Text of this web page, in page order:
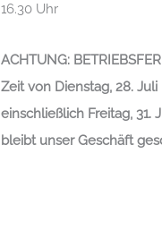
16.30 Uhr
ACHTUNG:
Zeit von Dienstag, 28. Juli
einschließlich Freitag, 31.
bleibt unser Geschäft